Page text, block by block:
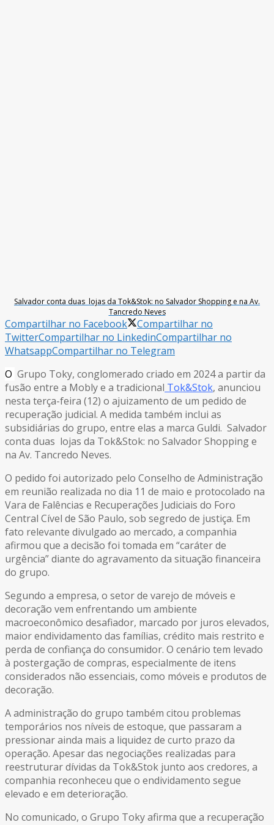
Salvador conta duas lojas da Tok&Stok: no Salvador Shopping e na Av.
Tancredo Neves
Compartilhar no Facebook
Compartilhar no
TwitterCompartilhar no LinkedinCompartilhar no
WhatsappCompartilhar no Telegram
O Grupo Toky, conglomerado criado em 2024 a partir da
fusão entre a Mobly e a tradicional Tok&Stok, anunciou
nesta terça-feira (12) o ajuizamento de um pedido de
recuperação judicial. A medida também inclui as
subsidiárias do grupo, entre elas a marca Guldi. Salvador
conta duas lojas da Tok&Stok: no Salvador Shopping e
na Av. Tancredo Neves.
O pedido foi autorizado pelo Conselho de Administração
em reunião realizada no dia 11 de maio e protocolado na
Vara de Falências e Recuperações Judiciais do Foro
Central Cível de São Paulo, sob segredo de justiça. Em
fato relevante divulgado ao mercado, a companhia
afirmou que a decisão foi tomada em “caráter de
urgência” diante do agravamento da situação financeira
do grupo.
Segundo a empresa, o setor de varejo de móveis e
decoração vem enfrentando um ambiente
macroeconômico desafiador, marcado por juros elevados,
maior endividamento das famílias, crédito mais restrito e
perda de confiança do consumidor. O cenário tem levado
à postergação de compras, especialmente de itens
considerados não essenciais, como móveis e produtos de
decoração.
A administração do grupo também citou problemas
temporários nos níveis de estoque, que passaram a
pressionar ainda mais a liquidez de curto prazo da
operação. Apesar das negociações realizadas para
reestruturar dívidas da Tok&Stok junto aos credores, a
companhia reconheceu que o endividamento segue
elevado e em deterioração.
No comunicado, o Grupo Toky afirma que a recuperação